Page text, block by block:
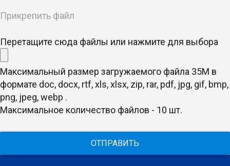
Прикрепить файл
Перетащите сюда файлы или нажмите для выбора
Максимальный размер загружаемого файла 35M в
формате doc, docx, rtf, xls, xlsx, zip, rar, pdf, jpg, gif, bmp,
png, jpeg, webp .
Максимальное количество файлов - 10 шт.
ОТПРАВИТЬ